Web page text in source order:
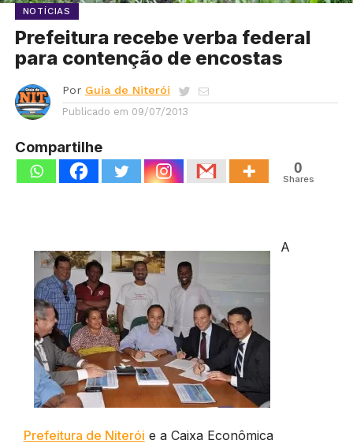
NOTÍCIAS
Prefeitura recebe verba federal
para contenção de encostas
Por Guia de Niterói
Publicado em 09/07/2013
Compartilhe
0
Shares
A
Prefeitura de Niterói e a Caixa Econômica